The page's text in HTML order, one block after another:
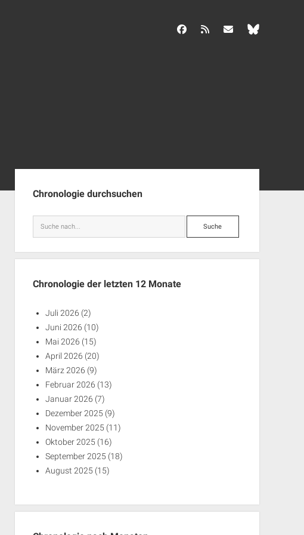
facebook info@aida-archiv.de
Chronologie durchsuchen
Suche
Chronologie der letzten 12 Monate
Juli 2026 (2)
Juni 2026 (10)
Mai 2026 (15)
April 2026 (20)
März 2026 (9)
Februar 2026 (13)
Januar 2026 (7)
Dezember 2025 (9)
November 2025 (11)
Oktober 2025 (16)
September 2025 (18)
August 2025 (15)